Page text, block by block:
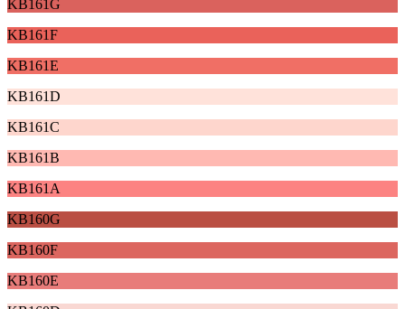
KB161G
KB161F
KB161E
KB161D
KB161C
KB161B
KB161A
KB160G
KB160F
KB160E